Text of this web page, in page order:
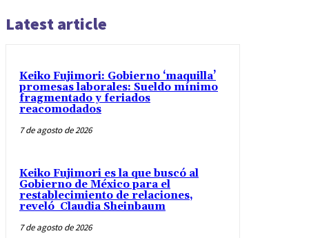
Latest article
Keiko Fujimori: Gobierno ‘maquilla’
promesas laborales: Sueldo mínimo
fragmentado y feriados
reacomodados
7 de agosto de 2026
Keiko Fujimori es la que buscó al
Gobierno de México para el
restablecimiento de relaciones,
reveló Claudia Sheinbaum
7 de agosto de 2026